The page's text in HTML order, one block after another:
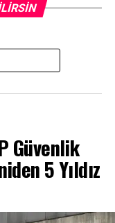
Eğer
Güvenlik
5 Yıldız